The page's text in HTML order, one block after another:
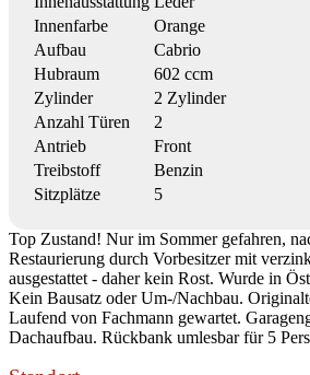
Innenfarbe
Orange
Aufbau
Cabrio
Hubraum
602 ccm
Zylinder
2 Zylinder
Anzahl Türen
2
Antrieb
Front
Treibstoff
Benzin
Sitzplätze
5
Top Zustand! Nur im Sommer gefahren,
Restaurierung durch Vorbesitzer mit
ausgestattet - daher kein Rost. Wurde in
Kein Bausatz oder Um-/Nachbau.
Laufend von Fachmann gewartet.
Dachaufbau. Rückbank umlesbar für 5